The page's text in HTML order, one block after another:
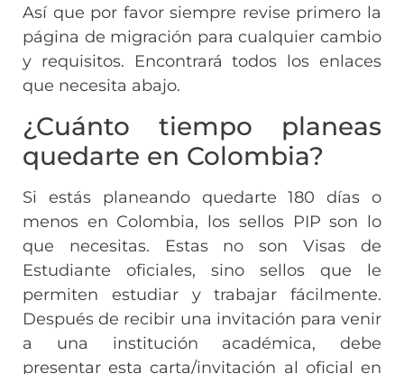
Así que por favor siempre revise primero la
página de migración para cualquier cambio
y requisitos. Encontrará todos los enlaces
que necesita abajo.
¿Cuánto tiempo planeas
quedarte en Colombia?
Si estás planeando quedarte 180 días o
menos en Colombia, los sellos PIP son lo
que necesitas. Estas no son Visas de
Estudiante oficiales, sino sellos que le
permiten estudiar y trabajar fácilmente.
Después de recibir una invitación para venir
a una institución académica, debe
presentar esta carta/invitación al oficial en